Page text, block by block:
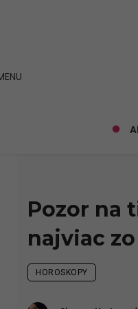
Pozor na
najviac
HOROSKOPY